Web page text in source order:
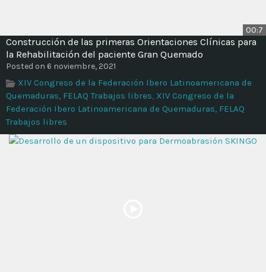
00:7
Construcción de las primeras Orientaciones Clínicas para
la Rehabilitación del paciente Gran Quemado
Posted on 6 noviembre, 2021
XIV Congreso de la Federación Ibero Latinoamericana de
Quemaduras, FELAQ Trabajos libres, XIV Congreso de la
Federación Ibero Latinoamericana de Quemaduras, FELAQ
Trabajos libres